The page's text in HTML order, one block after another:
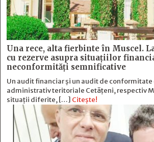
Una rece, alta fierbinte în Muscel.
cu rezerve asupra situaţiilor
neconformităţi semnificative
Un audit financiar și un audit de
administrativ teritoriale Cetățeni, respectiv
situații diferite, […] Citește!